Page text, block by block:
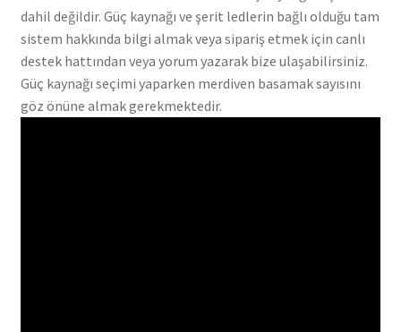
dahil değildir. Güç kaynağı ve şerit ledlerin bağlı olduğu tam
sistem hakkında bilgi almak veya sipariş etmek için canlı
destek hattından veya yorum yazarak bize ulaşabilirsiniz.
Güç kaynağı seçimi yaparken merdiven basamak sayısını
göz önüne almak gerekmektedir.